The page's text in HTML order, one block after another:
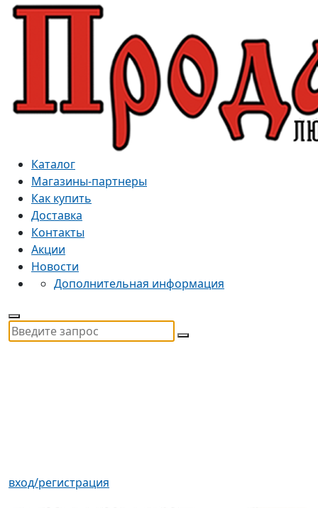
Каталог
Магазины-партнеры
Как купить
Доставка
Контакты
Акции
Новости
Дополнительная информация
вход/регистрация